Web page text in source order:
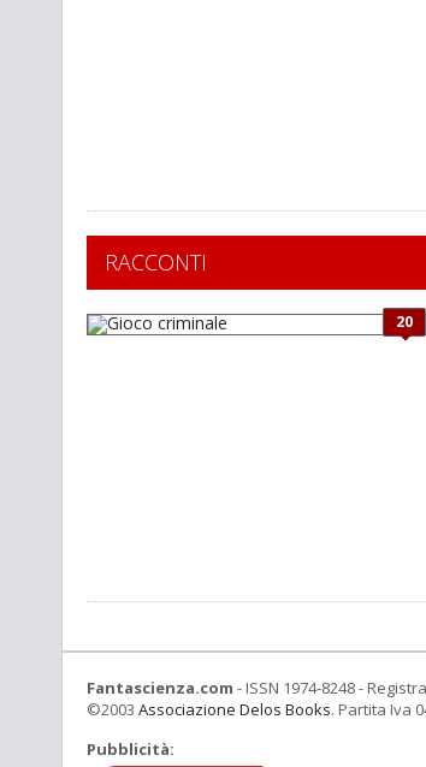
RACCONTI
20
Fantascienza.com - ISSN 1974-8248 -
©2003 Associazione Delos Books. Partita Iva
Pubblicità: